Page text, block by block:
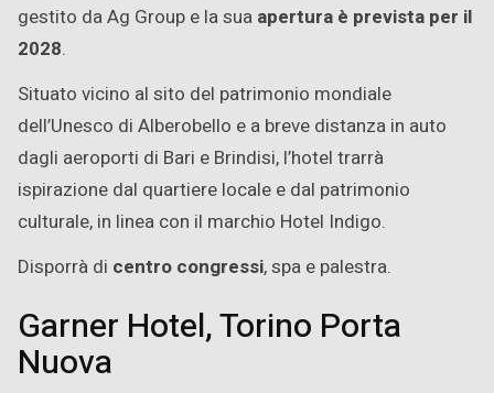
gestito da Ag Group e la sua apertura è prevista per il
2028.
Situato vicino al sito del patrimonio mondiale
dell’Unesco di Alberobello e a breve distanza in auto
dagli aeroporti di Bari e Brindisi, l’hotel trarrà
ispirazione dal quartiere locale e dal patrimonio
culturale, in linea con il marchio Hotel Indigo.
Disporrà di centro congressi, spa e palestra.
Garner Hotel, Torino Porta
Nuova